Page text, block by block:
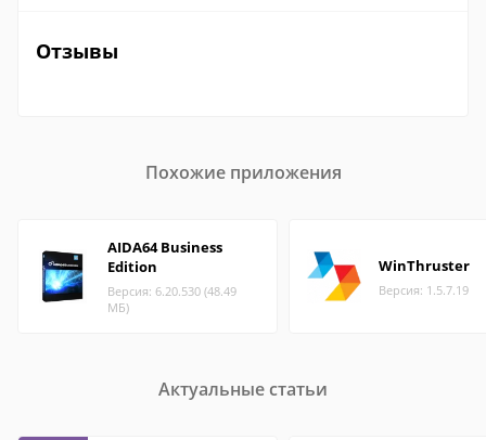
Отзывы
Похожие приложения
AIDA64 Business
Edition
Версия: 6.20.530 (48.49
МБ)
WinThruster
Версия: 1.5.7.19
Актуальные статьи